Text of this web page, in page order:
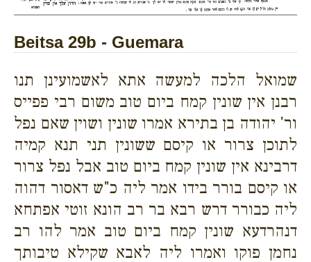
Beitsa 29b - Guemara
שמואל הלכה למעשה אתא לאשמועינן תנו
רבנן אין שונין קמח ביום טוב משום רבי פפייס
ור' יהודה בן בתירא אמרו שונין ושוין שאם נפל
לתוכן צרור או קיסם ששונין תני תנא קמיה
דרבינא אין שונין קמח ביום טוב אבל נפל צרור
או קיסם בורר בידו אמר ליה כ"ש דאסור דהוה
ליה כבורר דרש רבא בר רב הונא זוטי אפתחא
דנהרדעא שונין קמח ביום טוב אמר להו רב
נחמן פוקו ואמרו ליה לאבא שקילא טיבותך